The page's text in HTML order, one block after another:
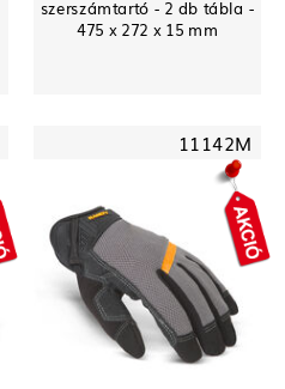
szerszámtartó - 2 db tábla -
475 x 272 x 15 mm
11142M